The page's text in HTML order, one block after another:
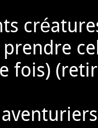
fois)